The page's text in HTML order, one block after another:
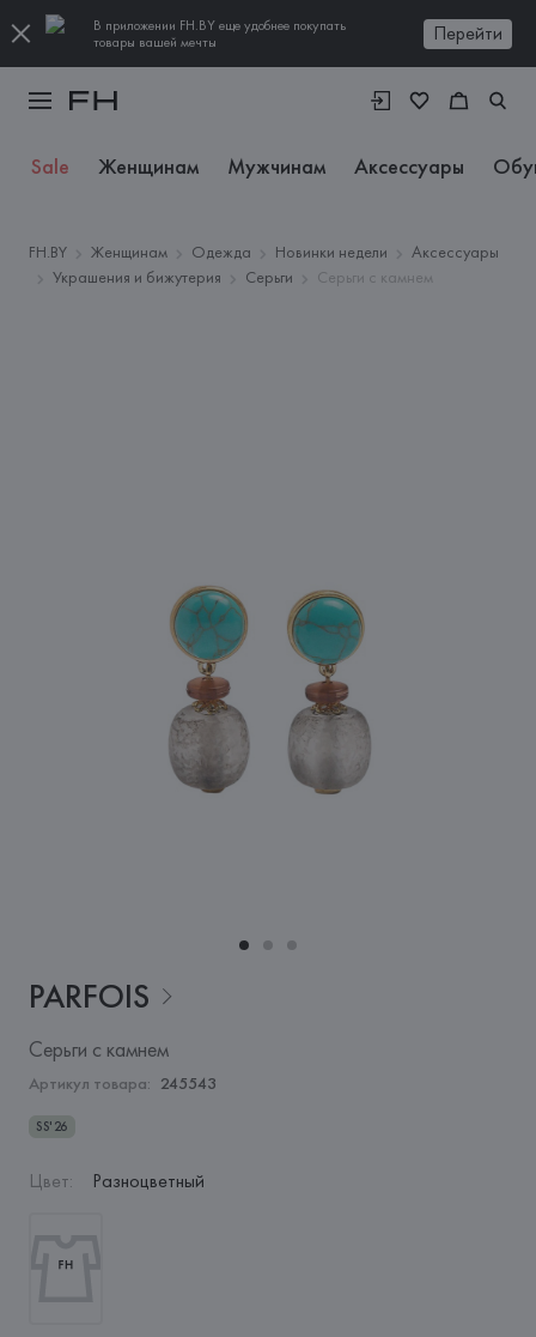
В приложении FH.BY еще удобнее покупать
товары вашей мечты
Перейти
Sale Женщинам Мужчинам Аксессуары
FH.BY Женщинам Одежда Новинки недели
Аксессуары
Украшения и бижутерия
Серьги Серьги с камнем
PARFOIS
Серьги с камнем
Артикул товара: 245543
SS'26
Цвет: Разноцветный